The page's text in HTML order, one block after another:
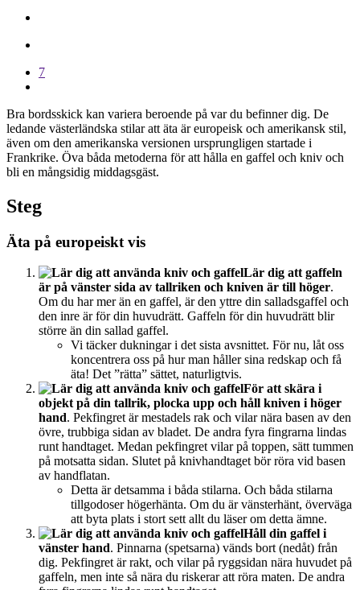
7
Bra bordsskick kan variera beroende på var du befinner dig. De
ledande västerländska stilar att äta är europeisk och amerikansk stil,
även om den amerikanska versionen ursprungligen startade i
Frankrike. Öva båda metoderna för att hålla en gaffel och kniv och
bli en mångsidig middagsgäst.
Steg
Äta på europeiskt vis
Lär dig att gaffeln
är på vänster sida av tallriken och kniven är till höger.
Om du har mer än en gaffel, är den yttre din salladsgaffel och
den inre är för din huvudrätt. Gaffeln för din huvudrätt blir
större än din sallad gaffel.
Vi täcker dukningar i det sista avsnittet. För nu, låt oss
koncentrera oss på hur man håller sina redskap och få
äta! Det ”rätta” sättet, naturligtvis.
För att skära i
objekt på din tallrik, plocka upp och håll kniven i höger
hand. Pekfingret är mestadels rak och vilar nära basen av den
övre, trubbiga sidan av bladet. De andra fyra fingrarna lindas
runt handtaget. Medan pekfingret vilar på toppen, sätt tummen
på motsatta sidan. Slutet på knivhandtaget bör röra vid basen
av handflatan.
Detta är detsamma i båda stilarna. Och båda stilarna
tillgodoser högerhänta. Om du är vänsterhänt, överväga
att byta plats i stort sett allt du läser om detta ämne.
Håll din gaffel i
vänster hand. Pinnarna (spetsarna) vänds bort (nedåt) från
dig. Pekfingret är rakt, och vilar på ryggsidan nära huvudet på
gaffeln, men inte så nära du riskerar att röra maten. De andra